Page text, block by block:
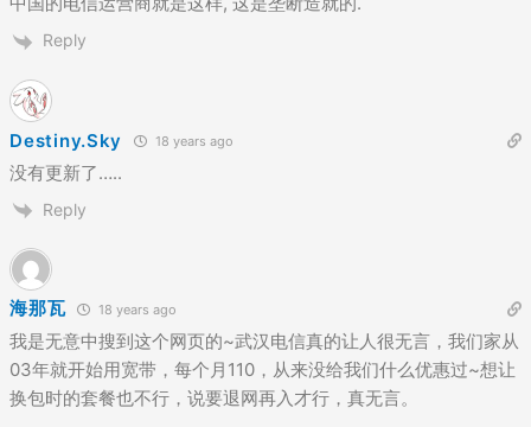
Reply
Destiny.Sky 18 years ago
没有更新了…..
Reply
海那瓦 18 years ago
我是无意中搜到这个网页的~武汉电信真的让人很无言，我们家从
03年就开始用宽带，每个月110，从来没给我们什么优惠过~想让
换包时的套餐也不行，说要退网再入才行，真无言。